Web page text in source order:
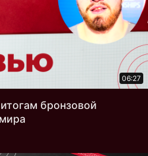
06:27
бронзовой